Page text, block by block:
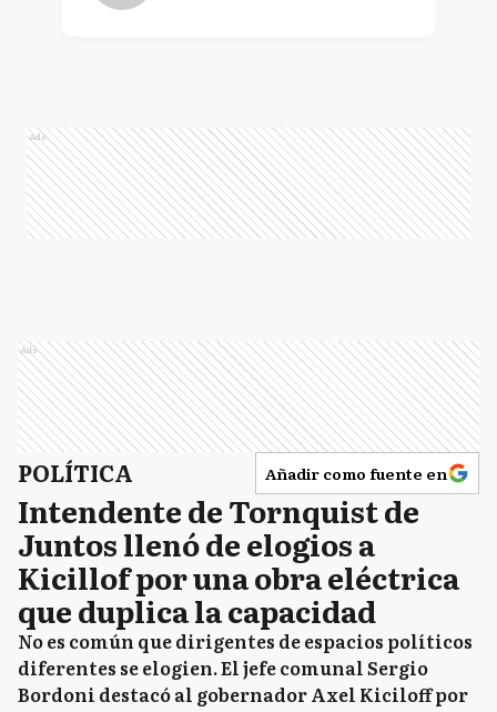
Ads
Ads
POLÍTICA Añadir como fuente en
Intendente de Tornquist de
Juntos llenó de elogios a
Kicillof por una obra eléctrica
que duplica la capacidad
No es común que dirigentes de espacios políticos
diferentes se elogien. El jefe comunal Sergio
Bordoni destacó al gobernador Axel Kiciloff por